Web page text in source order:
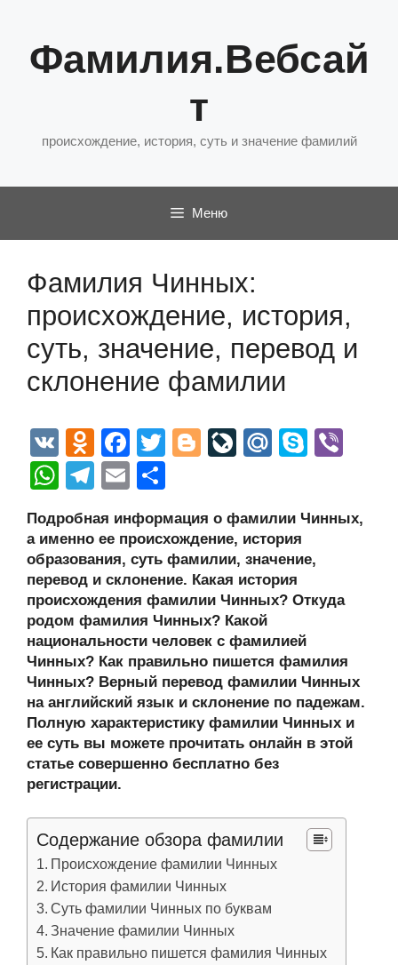
содержимому
Фамилия.Вебсай
т
происхождение, история, суть и значение фамилий
Меню
Фамилия Чинных:
происхождение, история,
суть, значение, перевод и
склонение фамилии
V
K
O
d
n
o
kl
a
ss
ni
ki
F
a
c
e
b
o
o
k
T
er
Bl
g
er
Li
J
o
ur
n
al
M
u
S
e
W
at
s
A
p
p
T
e
gr
a
m
E
ail р
а
в
и
ть
Подробная информация о фамилии Чинных,
а именно ее происхождение, история
образования, суть фамилии, значение,
перевод и склонение. Какая история
происхождения фамилии Чинных? Откуда
родом фамилия Чинных? Какой
национальности человек с фамилией
Чинных? Как правильно пишется фамилия
Чинных? Верный перевод фамилии Чинных
на английский язык и склонение по падежам.
Полную характеристику фамилии Чинных и
ее суть вы можете прочитать онлайн в этой
статье совершенно бесплатно без
регистрации.
Содержание обзора фамилии
Происхождение фамилии Чинных
История фамилии Чинных
Суть фамилии Чинных по буквам
Значение фамилии Чинных
Как правильно пишется фамилия Чинных